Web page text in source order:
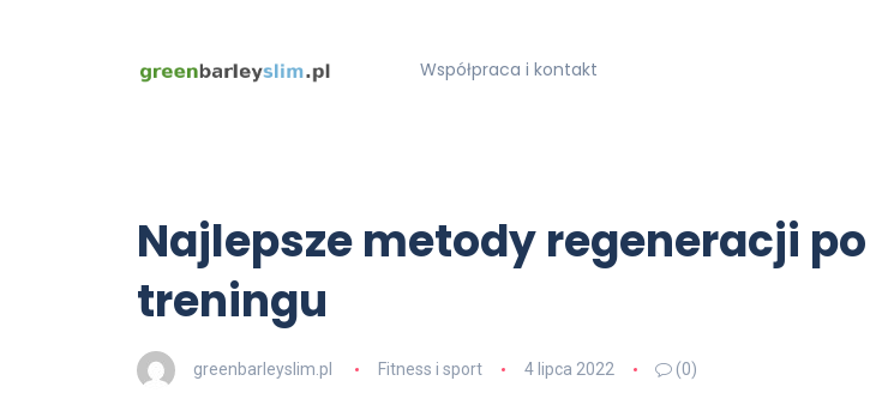
Współpraca i kontakt
Najlepsze metody regeneracji po
treningu
greenbarleyslim.pl Fitness i sport 4 lipca 2022 (0)